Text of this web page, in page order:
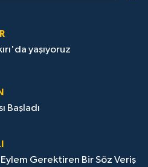
yaşıyoruz
Başladı
Gerektiren Bir Söz Veriş